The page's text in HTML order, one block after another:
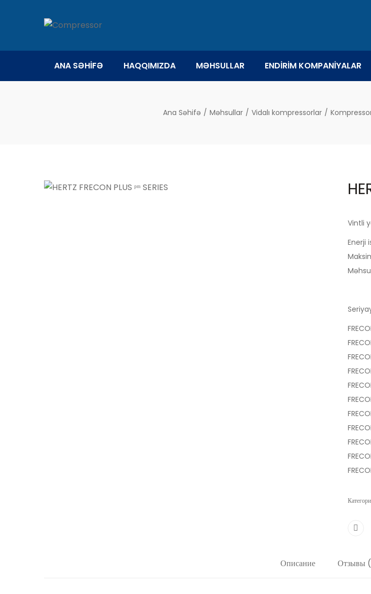
ANA SƏHİFƏ HAQQIMIZDA MƏHSULLAR ENDİRİM KOMPANİYALAR
Ana Səhifə / Məhsullar / Vidalı kompressorlar /
Vintli
Enerji
Описание Отзывы